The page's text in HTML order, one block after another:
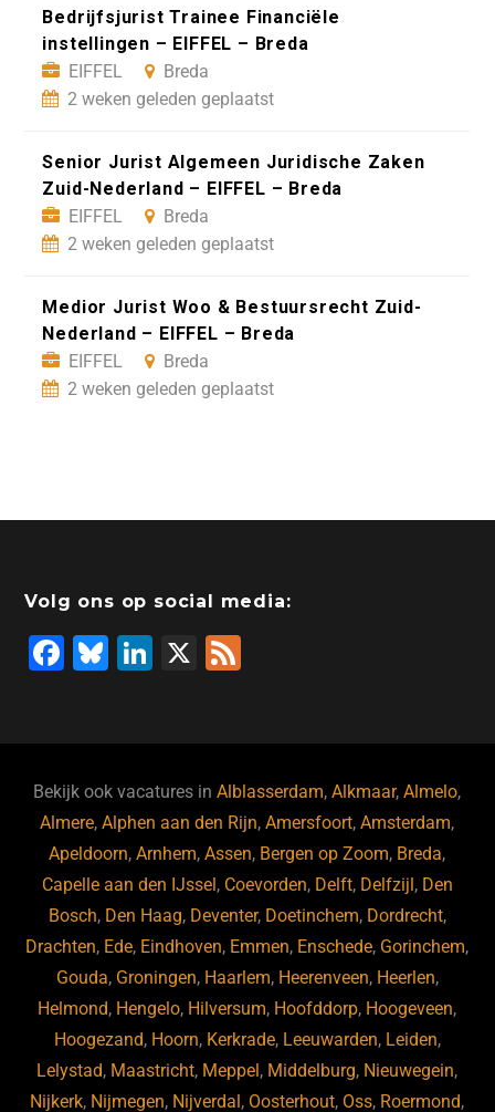
Bedrijfsjurist Trainee Financiële
instellingen – EIFFEL – Breda
EIFFEL
Breda
2 weken geleden geplaatst
Senior Jurist Algemeen Juridische Zaken
Zuid-Nederland – EIFFEL – Breda
EIFFEL
Breda
2 weken geleden geplaatst
Medior Jurist Woo & Bestuursrecht Zuid-
Nederland – EIFFEL – Breda
EIFFEL
Breda
2 weken geleden geplaatst
Volg ons op social media:
F
b
o
o
k
Bl
ky
Li
dI
n
X
Bekijk ook vacatures inAlblasserdam,Alkmaar,Almelo,
Almere,Alphen aan den Rijn,Amersfoort,Amsterdam,
Apeldoorn,Arnhem,Assen, Bergen op Zoom, Breda,
Capelle aan den IJssel, Coevorden, Delft, Delfzijl, Den
Bosch, Den Haag, Deventer, Doetinchem, Dordrecht,
Drachten, Ede, Eindhoven, Emmen, Enschede, Gorinchem,
Gouda, Groningen, Haarlem, Heerenveen, Heerlen,
Helmond, Hengelo, Hilversum, Hoofddorp, Hoogeveen,
Hoogezand, Hoorn, Kerkrade, Leeuwarden, Leiden,
Lelystad, Maastricht, Meppel, Middelburg, Nieuwegein,
Nijkerk, Nijmegen, Nijverdal, Oosterhout, Oss, Roermond,